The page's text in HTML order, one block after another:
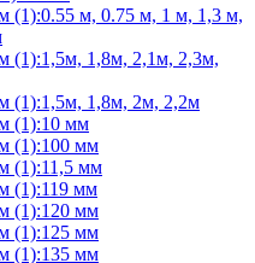
(1):0.55 м, 0.75 м, 1 м, 1,3 м,
(1):1,5м, 1,8м, 2,1м, 2,3м,
(1):1,5м, 1,8м, 2м, 2,2м
(1):10 мм
(1):100 мм
(1):11,5 мм
(1):119 мм
(1):120 мм
(1):125 мм
(1):135 мм